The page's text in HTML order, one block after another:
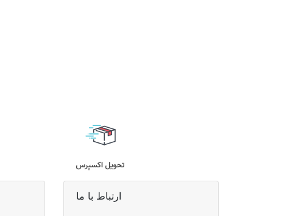
ارتباط با ما